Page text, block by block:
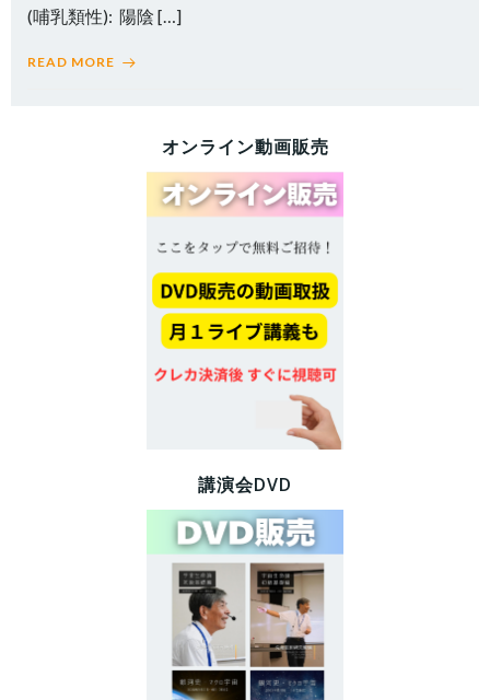
(哺乳類性): 陽陰 […]
READ MORE
オンライン動画販売
講演会DVD